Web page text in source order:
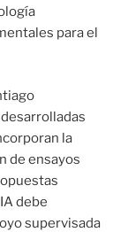
para el
la
de ensayos
debe
supervisada